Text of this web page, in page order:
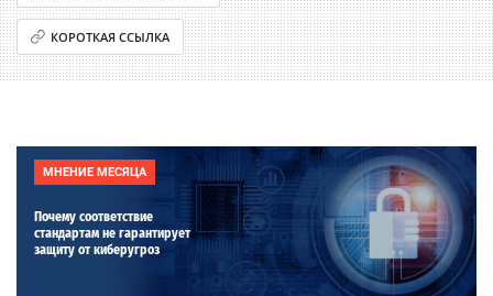
КОРОТКАЯ ССЫЛКА
МНЕНИЕ МЕСЯЦА
Почему соответствие
стандартам не гарантирует
защиту от киберугроз